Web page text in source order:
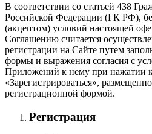
В соответствии со статьей 438
Российской Федерации (ГК РФ),
(акцептом) условий настоящей
Соглашению считается
регистрации на Сайте путем
формы и выражения согласия с
Приложений к нему при нажатии
«Зарегистрироваться»,
регистрационной формой.
Регистрация